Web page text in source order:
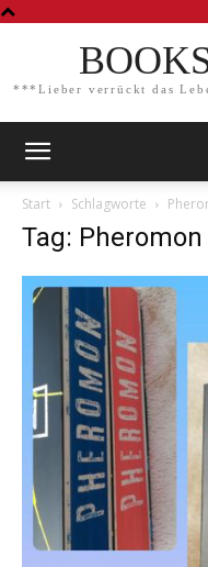
***Lieber verrückt das
Start Schlagworte
Tag: Pheromon